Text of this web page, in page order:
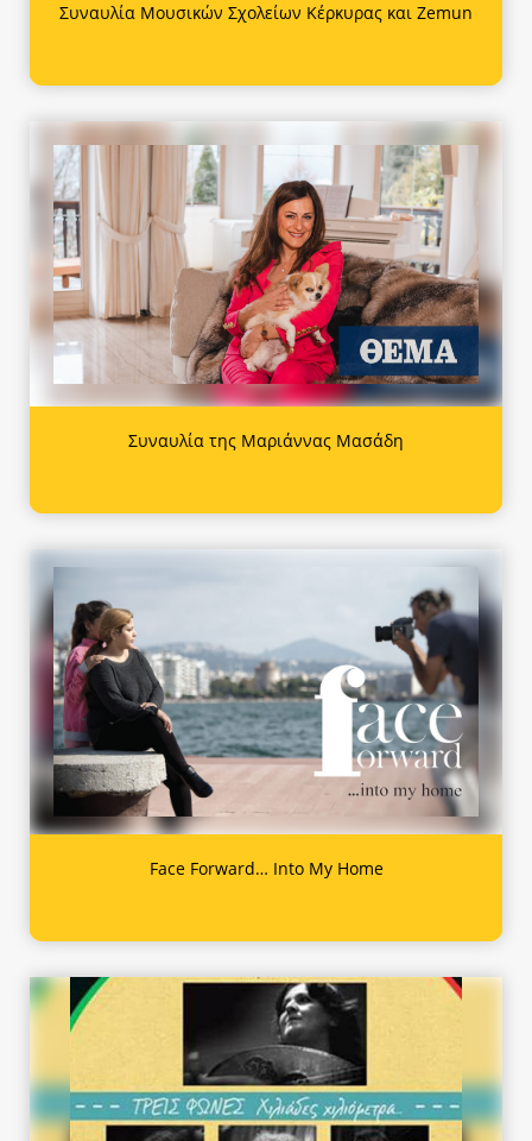
Συναυλία Μουσικών Σχολείων Κέρκυρας και Zemun
Συναυλία της Μαριάννας Μασάδη
Face Forward… Into My Home